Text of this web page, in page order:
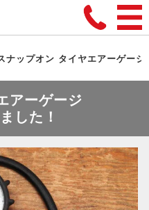
ナップオン タイヤエアーゲージ
アーゲージ
した！